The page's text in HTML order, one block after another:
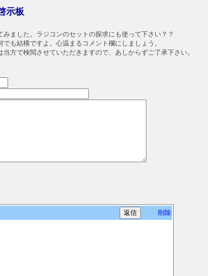
示板
ました。ラジコンのセットの探求にも使って下さい？？
も結構ですよ。心温まるコメント欄にしましょう。
方で検閲させていただきますので、あしからずご了承下さい。
削除